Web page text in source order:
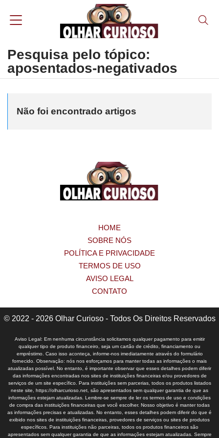
Pesquisa pelo tópico:
aposentados-negativados
Não foi encontrado artigos
HOME
SOBRE NÓS
POLÍTICA E PRIVACIDADE
TERMOS DE USO
AVISO LEGAL
CONTATO
© 2022 - 2026 Olhar Curioso - Todos Os Direitos Reservados
Aviso Legal: Em nenhuma circunstância solicitamos qualquer pagamento para emitir
qualquer tipo de produto financeiro, seja um cartão de crédito, financiamento ou
empréstimo. Caso isso aconteça, informe-nos imediatamente através do formulário
fornecido. Observação: nós nos esforçamos para manter todas as informações o mais
atualizadas possível. No entanto, é importante observar que esses detalhes podem diferir
das informações encontradas nos sites de instituições financeiras e/ou provedores de
serviços de um site específico. Para instituições sem parcerias, todos os produtos listados
neste site, https://olharcurioso.net, são apresentados sem qualquer garantia de que as
informações estejam atualizadas. Lembre-se sempre de ler os termos de uso e condições
de compra das instituições financeiras que você escolher. Nosso objetivo é manter todas
as informações precisas e atualizadas. No entanto, esses detalhes podem diferir do que é
exibido nos sites de instituições financeiras, provedores de serviços ou sites de produtos
específicos. Para instituições não parceiras, todos os produtos financeiros são
apresentados sem qualquer garantia de que as informações estejam atualizadas. Sempre